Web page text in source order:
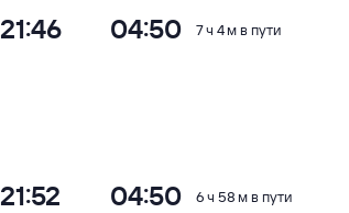
21:46 04:50 7 ч 4 м в пути
21:52 04:50 6 ч 58 м в пути